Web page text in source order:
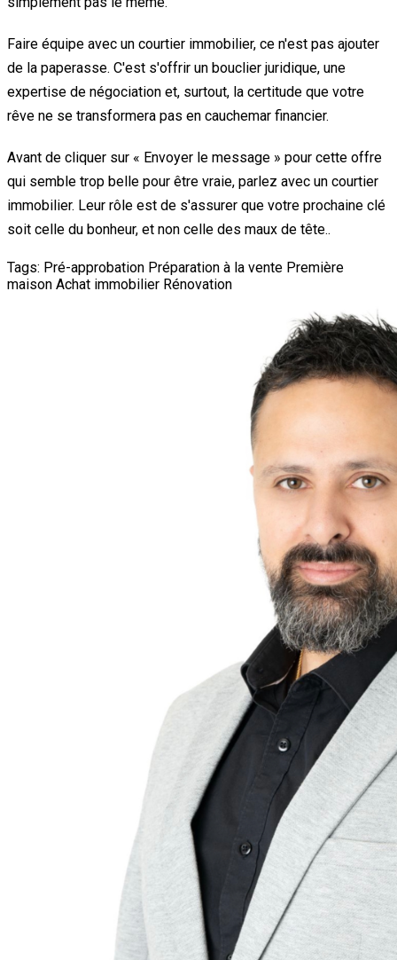
Faire équipe avec un courtier immobilier, ce n'est pas ajouter
de la paperasse. C'est s'offrir un bouclier juridique, une
expertise de négociation et, surtout, la certitude que votre
rêve ne se transformera pas en cauchemar financier.
Avant de cliquer sur « Envoyer le message » pour cette offre
qui semble trop belle pour être vraie, parlez avec un courtier
immobilier. Leur rôle est de s'assurer que votre prochaine clé
soit celle du bonheur, et non celle des maux de tête..
Tags: Pré-approbation Préparation à la vente Première
maison Achat immobilier Rénovation